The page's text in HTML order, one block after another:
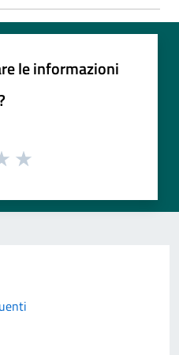
le informazioni